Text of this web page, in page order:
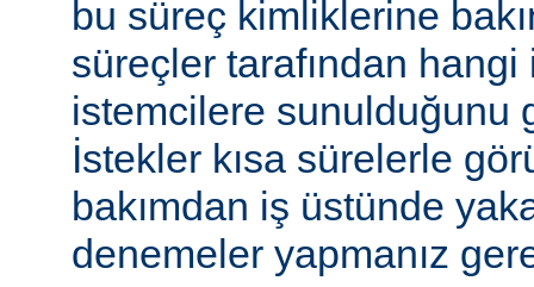
bu süreç kimliklerine
süreçler tarafından
istemcilere sunulduğunu
İstekler kısa sürelerle
bakımdan iş üstünde
denemeler yapmanız